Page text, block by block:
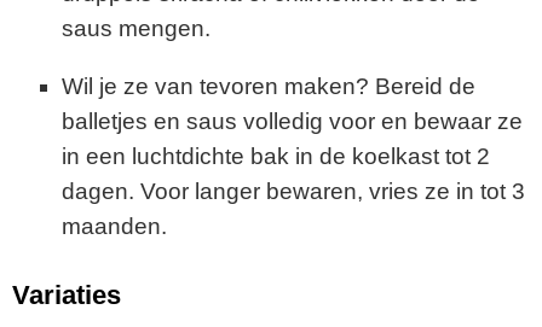
saus mengen.
Wil je ze van tevoren maken? Bereid de
balletjes en saus volledig voor en bewaar ze
in een luchtdichte bak in de koelkast tot 2
dagen. Voor langer bewaren, vries ze in tot 3
maanden.
Variaties